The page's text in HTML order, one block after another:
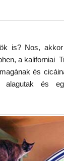
is? Nos,
a kaliforniai
és
alagutak és